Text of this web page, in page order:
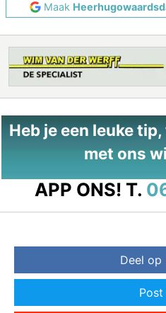
Maak
Heb je een leuke
met ons
APP ONS! T.
Deel op